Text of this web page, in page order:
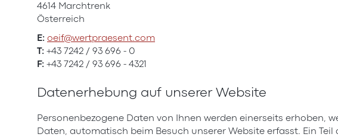
4614 Marchtrenk
Österreich
E: oeif@wertpraesent.com
T: +43 7242 / 93 696 - 0
F: +43 7242 / 93 696 - 4321
Datenerhebung auf unserer Website
Personenbezogene Daten von Ihnen werden einerseits erhoben,
Daten, automatisch beim Besuch unserer Website erfasst. Ein